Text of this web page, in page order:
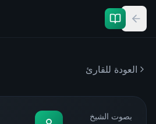
العودة للقارئ
بصوت الشيخ